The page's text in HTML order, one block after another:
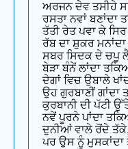
ਅਰਜਨ ਦੇਵ ਤਸੀਹੇ
ਰਸਤਾ ਨਵਾਂ ਬਣਾਂਦਾ
ਤੱਤੀ ਰੇਤ ਪਵਾ ਕੇ ਸਿਰ
ਰੱਬ ਦਾ ਸ਼ੁਕਰ
ਸਬਰ ਸਿਦਕ ਦੇ ਚਪੂ
ਬੇੜਾ ਬੰਨੇਂ ਲਾਂਦਾ
ਦੇਗਾਂ ਵਿਚ ਉਬਾਲੇ
ਉਹ ਗੁਰਬਾਣੀਂ ਗਾਂਦਾ
ਕੁਰਬਾਨੀ ਦੀ ਪੱਟੀ
ਨਵੇਂ ਪੂਰਨੇ ਪਾਂਦਾ
ਦੁਨੀਆਂ ਵਾਲੇ ਰੋਂਦੇ ਤੱਕੇ,
ਪਰ ਉਸ ਨੂੰ ਮੁਸਕਾਂਦਾ